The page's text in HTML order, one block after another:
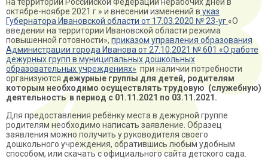
октябре-ноябре 2021 г.» и внесении изменений в указ
Губернатора Ивановской области от 17.03.2020 № 23-уг «О
введении на территории Ивановской области режима
повышенной готовности», приказом управления образования
Администрации города Иванова от 27.10.2021 № 601 «О работе
дежурных групп в муниципальных дошкольных
образовательных учреждениях» при наличии потребности
организуются дежурные группы для детей, родителям
которым необходимо осуществлять трудовую (служебную)
деятельность в период с 01.11.2021 по 03.11.2021.
Для предоставления ребёнку места в дежурной группе
родителям необходимо написать заявление. Образец
заявления можно получить у руководителя своего
дошкольного учреждения, обратившись любым удобным
способом, или скачать с официального сайта детского сада.